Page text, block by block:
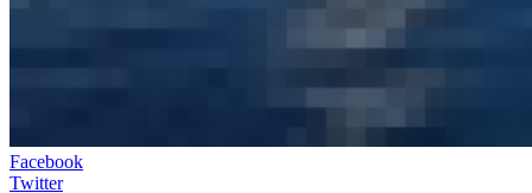
Facebook
Twitter